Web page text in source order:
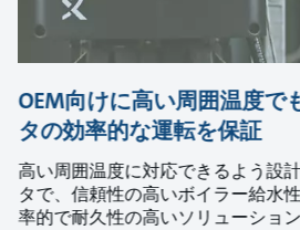
OEM向けに高い周囲温度で
タの効率的な運転を保証
高い周囲温度に対応できるよう設
タで、信頼性の高いボイラー給水
率的で耐久性の高いソリューショ